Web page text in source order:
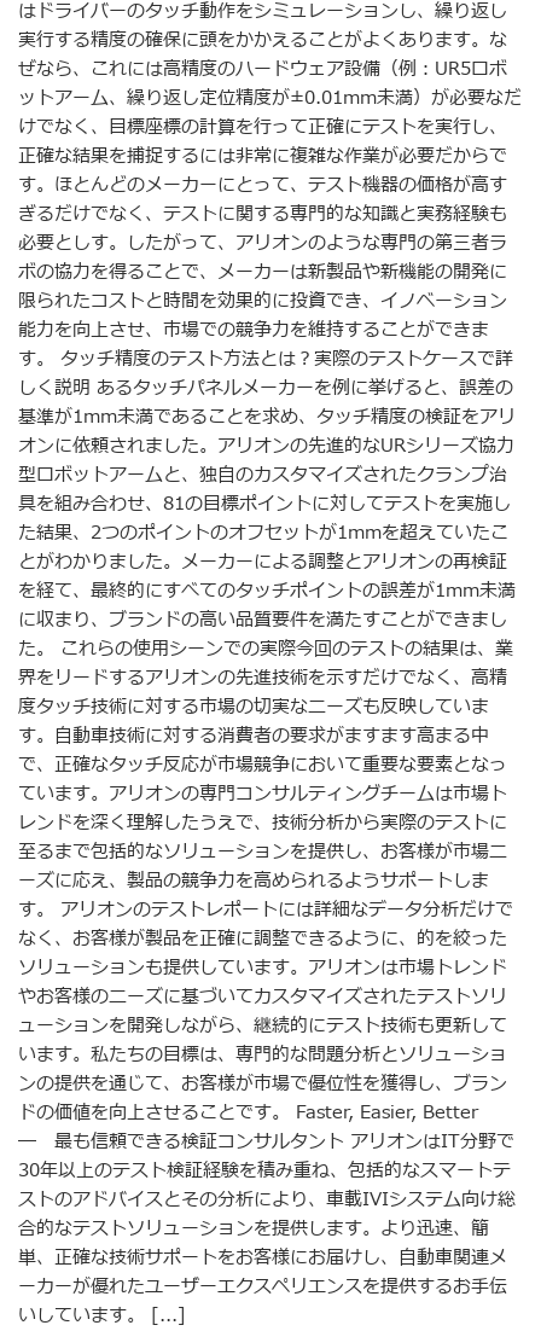
はドライバーのタッチ動作をシミュレーションし、繰り返し
実行する精度の確保に頭をかかえることがよくあります。な
ぜなら、これには高精度のハードウェア設備（例：UR5ロボ
ットアーム、繰り返し定位精度が±0.01mm未満）が必要なだ
けでなく、目標座標の計算を行って正確にテストを実行し、
正確な結果を捕捉するには非常に複雑な作業が必要だからで
す。ほとんどのメーカーにとって、テスト機器の価格が高す
ぎるだけでなく、テストに関する専門的な知識と実務経験も
必要としす。したがって、アリオンのような専門の第三者ラ
ボの協力を得ることで、メーカーは新製品や新機能の開発に
限られたコストと時間を効果的に投資でき、イノベーション
能力を向上させ、市場での競争力を維持することができま
す。 タッチ精度のテスト方法とは？実際のテストケースで詳
しく説明 あるタッチパネルメーカーを例に挙げると、誤差の
基準が1mm未満であることを求め、タッチ精度の検証をアリ
オンに依頼されました。アリオンの先進的なURシリーズ協力
型ロボットアームと、独自のカスタマイズされたクランプ治
具を組み合わせ、81の目標ポイントに対してテストを実施し
た結果、2つのポイントのオフセットが1mmを超えていたこ
とがわかりました。メーカーによる調整とアリオンの再検証
を経て、最終的にすべてのタッチポイントの誤差が1mm未満
に収まり、ブランドの高い品質要件を満たすことができまし
た。 これらの使用シーンでの実際今回のテストの結果は、業
界をリードするアリオンの先進技術を示すだけでなく、高精
度タッチ技術に対する市場の切実なニーズも反映していま
す。自動車技術に対する消費者の要求がますます高まる中
で、正確なタッチ反応が市場競争において重要な要素となっ
ています。アリオンの専門コンサルティングチームは市場ト
レンドを深く理解したうえで、技術分析から実際のテストに
至るまで包括的なソリューションを提供し、お客様が市場ニ
ーズに応え、製品の競争力を高められるようサポートしま
す。 アリオンのテストレポートには詳細なデータ分析だけで
なく、お客様が製品を正確に調整できるように、的を絞った
ソリューションも提供しています。アリオンは市場トレンド
やお客様のニーズに基づいてカスタマイズされたテストソリ
ューションを開発しながら、継続的にテスト技術も更新して
います。私たちの目標は、専門的な問題分析とソリューショ
ンの提供を通じて、お客様が市場で優位性を獲得し、ブラン
ドの価値を向上させることです。 Faster, Easier, Better
― 最も信頼できる検証コンサルタント アリオンはIT分野で
30年以上のテスト検証経験を積み重ね、包括的なスマートテ
ストのアドバイスとその分析により、車載IVIシステム向け総
合的なテストソリューションを提供します。より迅速、簡
単、正確な技術サポートをお客様にお届けし、自動車関連メ
ーカーが優れたユーザーエクスペリエンスを提供するお手伝
いしています。 [...]